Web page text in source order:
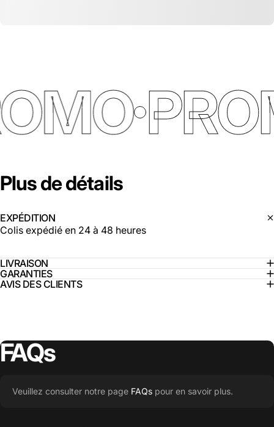
Plusdedétails
EXPÉDITION
Colis expédié en 24 à 48 heures
LIVRAISON
GARANTIES
AVIS DES CLIENTS
FAQs
Veuillez consulter notre page FAQs pour en savoir plus.